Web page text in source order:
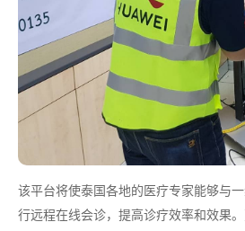
该平台将使泰国各地的医疗专家能够与
行远程在线会诊，提高诊疗效率和效果